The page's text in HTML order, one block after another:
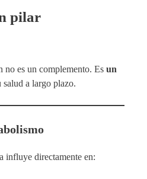
pilar
no es un complemento. Es un
salud a largo plazo.
influye directamente en: